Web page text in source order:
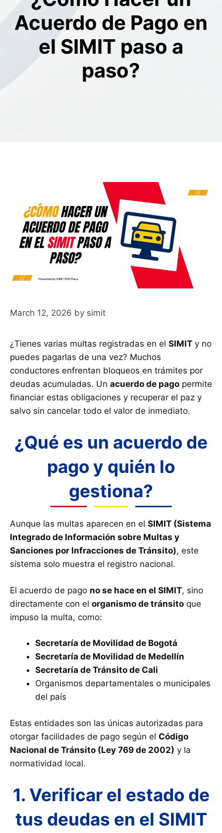
Acuerdo de Pago en
el SIMIT paso a
paso?
March 12, 2026 by simit
¿Tienes varias multas registradas en el SIMIT y no
puedes pagarlas de una vez? Muchos
conductores enfrentan bloqueos en trámites por
deudas acumuladas. Un acuerdo de pago permite
financiar estas obligaciones y recuperar el paz y
salvo sin cancelar todo el valor de inmediato.
¿Qué es un acuerdo de
pago y quién lo
gestiona?
Aunque las multas aparecen en el SIMIT (Sistema
Integrado de Información sobre Multas y
Sanciones por Infracciones de Tránsito), este
sistema solo muestra el registro nacional.
El acuerdo de pago no se hace en el SIMIT, sino
directamente con el organismo de tránsito que
impuso la multa, como:
Secretaría de Movilidad de Bogotá
Secretaría de Movilidad de Medellín
Secretaría de Tránsito de Cali
Organismos departamentales o municipales
del país
Estas entidades son las únicas autorizadas para
otorgar facilidades de pago según el Código
Nacional de Tránsito (Ley 769 de 2002) y la
normatividad local.
1. Verificar el estado de
tus deudas en el SIMIT